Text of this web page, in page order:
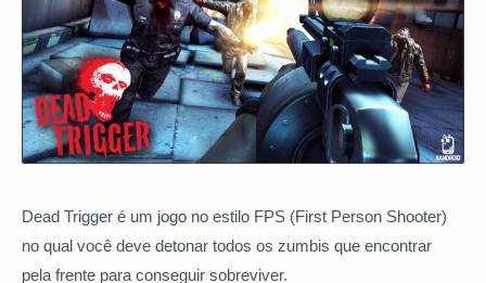
Dead Trigger é um jogo no estilo FPS (First Person Shooter)
no qual você deve detonar todos os zumbis que encontrar
pela frente para conseguir sobreviver.